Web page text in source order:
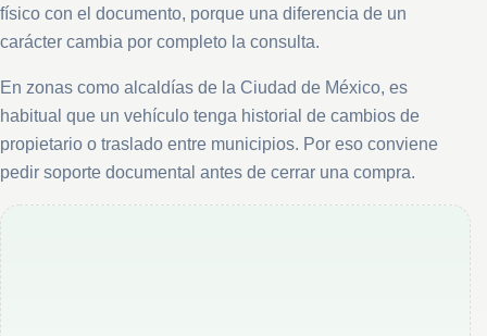
físico con el documento, porque una diferencia de un
carácter cambia por completo la consulta.
En zonas como alcaldías de la Ciudad de México, es
habitual que un vehículo tenga historial de cambios de
propietario o traslado entre municipios. Por eso conviene
pedir soporte documental antes de cerrar una compra.